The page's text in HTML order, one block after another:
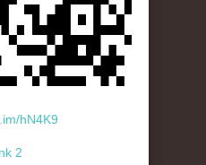
hN4K9
2